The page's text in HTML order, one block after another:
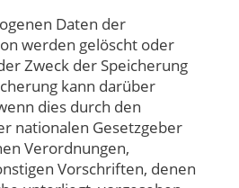
Daten der
werden gelöscht oder
Zweck der Speicherung
kann darüber
dies durch den
nationalen Gesetzgeber
Verordnungen,
Vorschriften, denen